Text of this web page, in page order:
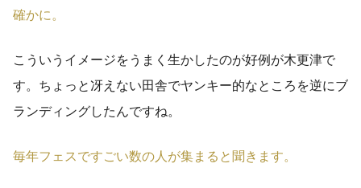
確かに。
こういうイメージをうまく生かしたのが好例が木更津で
す。ちょっと冴えない田舎でヤンキー的なところを逆にブ
ランディングしたんですね。
毎年フェスですごい数の人が集まると聞きます。